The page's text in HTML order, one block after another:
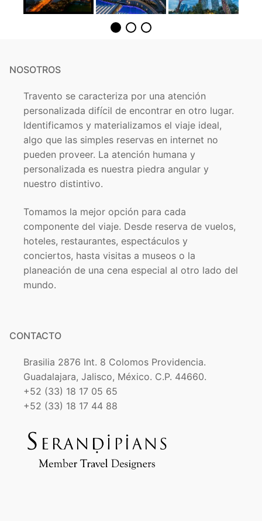
NOSOTROS
Travento se caracteriza por una atención
personalizada difícil de encontrar en otro lugar.
Identificamos y materializamos el viaje ideal,
algo que las simples reservas en internet no
pueden proveer. La atención humana y
personalizada es nuestra piedra angular y
nuestro distintivo.
Tomamos la mejor opción para cada
componente del viaje. Desde reserva de vuelos,
hoteles, restaurantes, espectáculos y
conciertos, hasta visitas a museos o la
planeación de una cena especial al otro lado del
mundo.
CONTACTO
Brasilia 2876 Int. 8 Colomos Providencia.
Guadalajara, Jalisco, México. C.P. 44660.
+52 (33) 18 17 05 65
+52 (33) 18 17 44 88